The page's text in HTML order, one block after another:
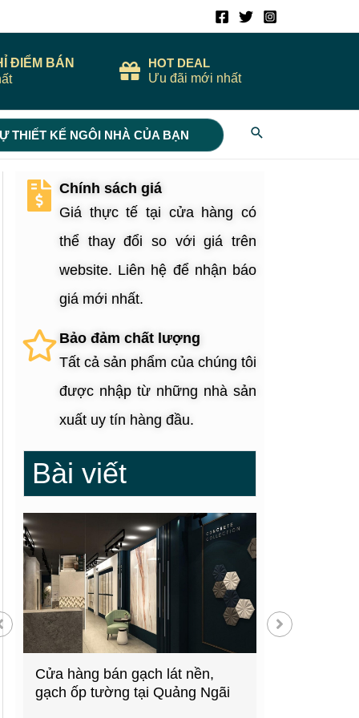
ĐIỂM BÁN
HOT DEAL
Ưu đãi mới nhất
THIẾT KẾ NGÔI NHÀ CỦA BẠN Search
Chính sách giá
Giá thực tế tại cửa hàng có
thể thay đổi so với giá trên
website. Liên hệ để nhận báo
giá mới nhất.
Bảo đảm chất lượng
Tất cả sản phẩm của chúng tôi
được nhập từ những nhà sản
xuất uy tín hàng đầu.
Bài viết
Cửa hàng bán gạch lát nền,
gạch ốp tường tại Quảng Ngãi